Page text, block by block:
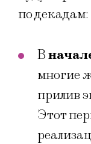
по декадам:
В
многие
прилив
Этот